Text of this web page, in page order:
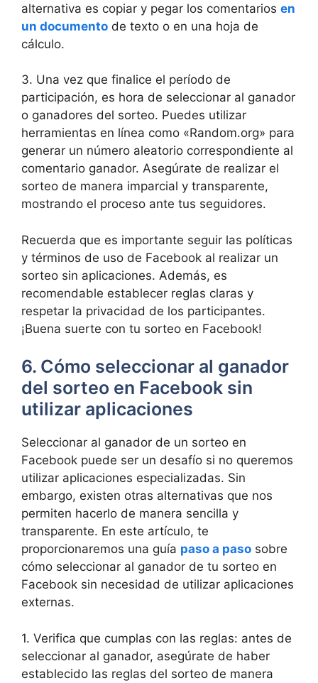
alternativa es copiar y pegar los comentarios en
un documento de texto o en una hoja de
cálculo.
3. Una vez que finalice el período de
participación, es hora de seleccionar al ganador
o ganadores del sorteo. Puedes utilizar
herramientas en línea como «Random.org» para
generar un número aleatorio correspondiente al
comentario ganador. Asegúrate de realizar el
sorteo de manera imparcial y transparente,
mostrando el proceso ante tus seguidores.
Recuerda que es importante seguir las políticas
y términos de uso de Facebook al realizar un
sorteo sin aplicaciones. Además, es
recomendable establecer reglas claras y
respetar la privacidad de los participantes.
¡Buena suerte con tu sorteo en Facebook!
6. Cómo seleccionar al ganador
del sorteo en Facebook sin
utilizar aplicaciones
Seleccionar al ganador de un sorteo en
Facebook puede ser un desafío si no queremos
utilizar aplicaciones especializadas. Sin
embargo, existen otras alternativas que nos
permiten hacerlo de manera sencilla y
transparente. En este artículo, te
proporcionaremos una guía paso a paso sobre
cómo seleccionar al ganador de tu sorteo en
Facebook sin necesidad de utilizar aplicaciones
externas.
1. Verifica que cumplas con las reglas: antes de
seleccionar al ganador, asegúrate de haber
establecido las reglas del sorteo de manera